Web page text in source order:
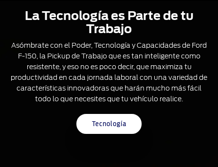
La Tecnología es Parte de tu
Trabajo
Asómbrate con el Poder, Tecnología y Capacidades de Ford
F-150, la Pickup de Trabajo que es tan inteligente como
resistente, y eso no es poco decir, que maximiza tu
productividad en cada jornada laboral con una variedad de
características innovadoras que harán mucho más fácil
todo lo que necesites que tu vehículo realice.
Tecnología